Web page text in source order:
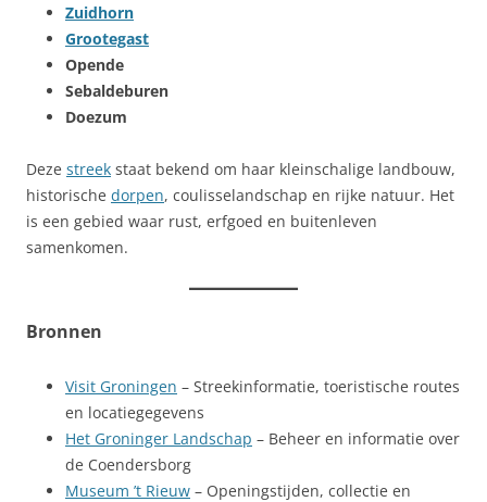
Zuidhorn
Grootegast
Opende
Sebaldeburen
Doezum
Deze streek staat bekend om haar kleinschalige landbouw,
historische dorpen, coulisselandschap en rijke natuur. Het
is een gebied waar rust, erfgoed en buitenleven
samenkomen.
Bronnen
Visit Groningen – Streekinformatie, toeristische routes
en locatiegegevens
Het Groninger Landschap – Beheer en informatie over
de Coendersborg
Museum ’t Rieuw – Openingstijden, collectie en